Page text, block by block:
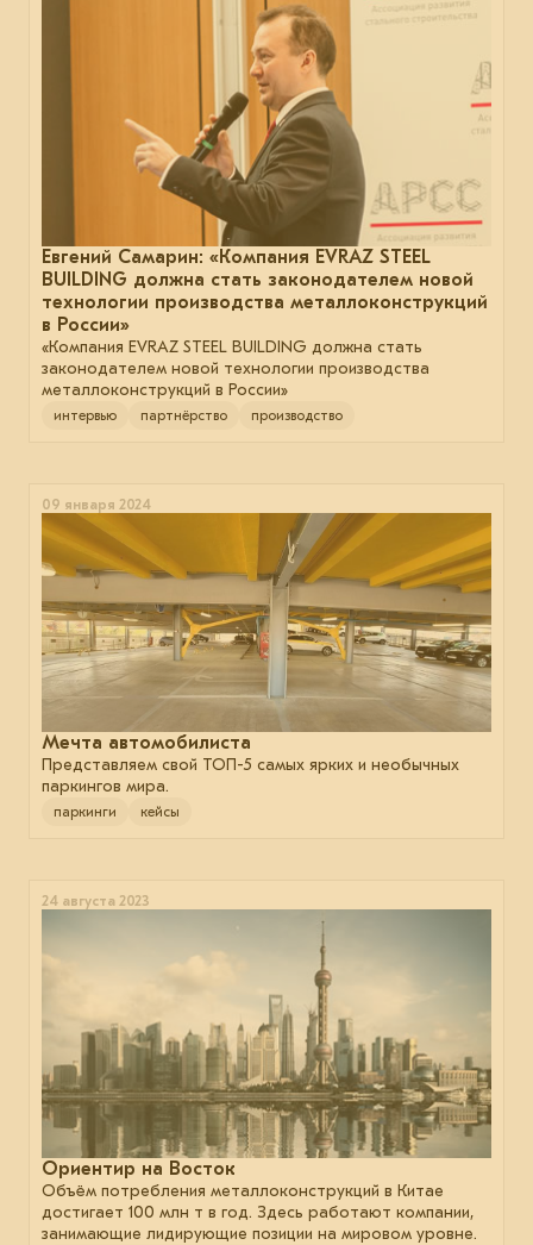
Евгений Самарин: «Компания EVRAZ STEEL
BUILDING должна стать законодателем новой
технологии производства металлоконструкций
в России»
«Компания EVRAZ STEEL BUILDING должна стать
законодателем новой технологии производства
металлоконструкций в России»
интервью партнёрство производство
09 января 2024
Мечта автомобилиста
Представляем свой ТОП-5 самых ярких и необычных
паркингов мира.
паркинги кейсы
24 августа 2023
Ориентир на Восток
Объём потребления металлоконструкций в Китае
достигает 100 млн т в год. Здесь работают компании,
занимающие лидирующие позиции на мировом уровне.